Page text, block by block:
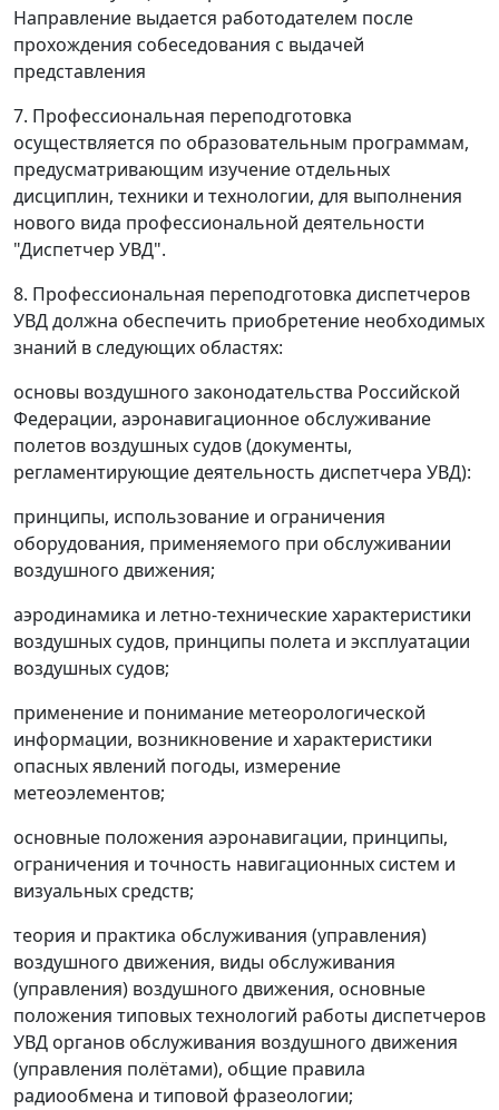
Направление выдается работодателем после
прохождения собеседования с выдачей
представления
7. Профессиональная переподготовка
осуществляется по образовательным программам,
предусматривающим изучение отдельных
дисциплин, техники и технологии, для выполнения
нового вида профессиональной деятельности
"Диспетчер УВД".
8. Профессиональная переподготовка диспетчеров
УВД должна обеспечить приобретение необходимых
знаний в следующих областях:
основы воздушного законодательства Российской
Федерации, аэронавигационное обслуживание
полетов воздушных судов (документы,
регламентирующие деятельность диспетчера УВД):
принципы, использование и ограничения
оборудования, применяемого при обслуживании
воздушного движения;
аэродинамика и летно-технические характеристики
воздушных судов, принципы полета и эксплуатации
воздушных судов;
применение и понимание метеорологической
информации, возникновение и характеристики
опасных явлений погоды, измерение
метеоэлементов;
основные положения аэронавигации, принципы,
ограничения и точность навигационных систем и
визуальных средств;
теория и практика обслуживания (управления)
воздушного движения, виды обслуживания
(управления) воздушного движения, основные
положения типовых технологий работы диспетчеров
УВД органов обслуживания воздушного движения
(управления полётами), общие правила
радиообмена и типовой фразеологии;